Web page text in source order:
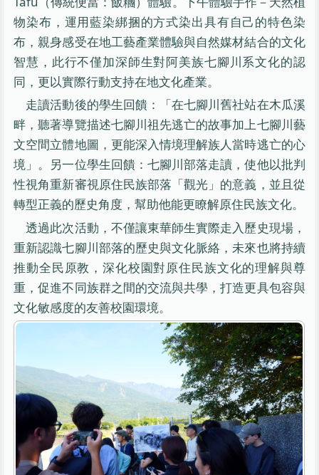
物染布，運用藍染綁捆的方式染出具有自己的特色染
布，親身感受在地工藝產業體驗與自然媒材結合的文化
智慧，此行不僅加深師生對阿美族七腳川系文化的認
同，更以實際行動支持在地文化產業。
走讀活動後的學生回饋：「在七腳川舊社站在木瓜溪
畔，聽著導覽描述七腳川祖先逃亡的故事加上七腳川藝
文空間立體地圖，更能深入情境理解族人當時逃亡的心
境」。另一位學生回饋：七腳川部落走讀，使他以批判
性視角重新審視原住民族部落「觀光」的意義，並且從
轉型正義的歷史角度，幫助他能更瞭解原住民族文化。
透過此次活動，不僅讓東華師生實際走入歷史現場，
重新認識七腳川部落的歷史與文化脈絡，未來也將持續
推動全民原教，深化校園對原住民族文化的理解與尊
重，促進不同族群之間的交流與共學，打造更具包容與
文化敏感度的友善校園環境。